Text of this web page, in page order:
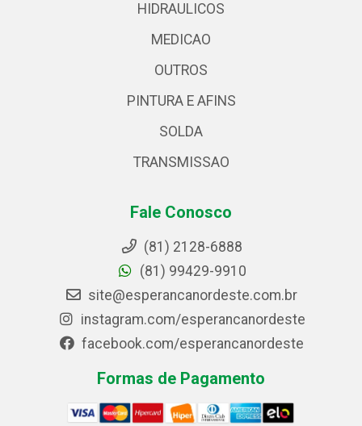
HIDRAULICOS
MEDICAO
OUTROS
PINTURA E AFINS
SOLDA
TRANSMISSAO
Fale Conosco
(81) 2128-6888
(81) 99429-9910
site@esperancanordeste.com.br
instagram.com/esperancanordeste
facebook.com/esperancanordeste
Formas de Pagamento